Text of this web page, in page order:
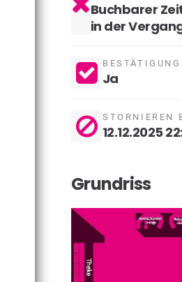
Buchbarer
in der
Ja
STORNIEREN
12.12.2025
Grundriss